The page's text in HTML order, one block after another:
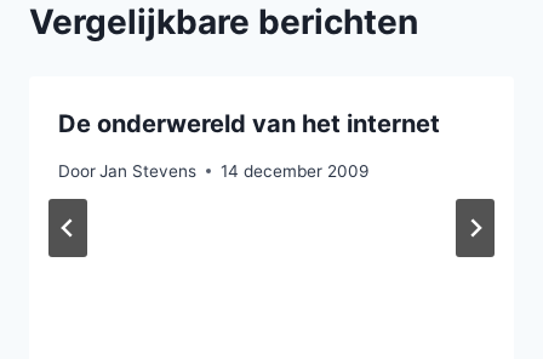
Vergelijkbare berichten
De onderwereld van het internet
DoorJan Stevens 14 december 2009